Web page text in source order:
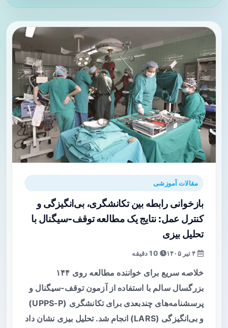
مقالات آموزشی
بازخوانی رابطه بین تکانشگری، بی‌انگیزگی و
کنترل عمل: نتایج یک مطالعه توقف-سیگنال با
تحلیل بیزی
خلاصه سریع برای خواننده مطالعه روی ۱۴۴
بزرگسال سالم با استفاده از آزمون توقف-سیگنال و
پرسشنامه‌های چندبعدی برای تکانشگری (UPPS-P)
و بی‌انگیزگی (LARS) انجام شد. تحلیل بیزی نشان داد